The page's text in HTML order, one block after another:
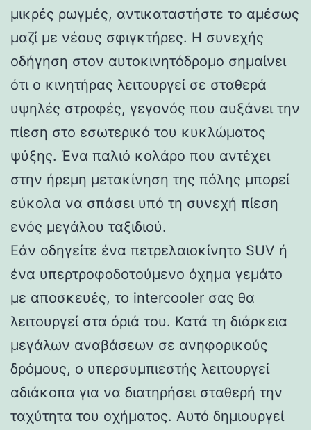
μικρές ρωγμές, αντικαταστήστε το αμέσως
μαζί με νέους σφιγκτήρες. Η συνεχής
οδήγηση στον αυτοκινητόδρομο σημαίνει
ότι ο κινητήρας λειτουργεί σε σταθερά
υψηλές στροφές, γεγονός που αυξάνει την
πίεση στο εσωτερικό του κυκλώματος
ψύξης. Ένα παλιό κολάρο που αντέχει
στην ήρεμη μετακίνηση της πόλης μπορεί
εύκολα να σπάσει υπό τη συνεχή πίεση
ενός μεγάλου ταξιδιού.
Εάν οδηγείτε ένα πετρελαιοκίνητο SUV ή
ένα υπερτροφοδοτούμενο όχημα γεμάτο
με αποσκευές, το intercooler σας θα
λειτουργεί στα όριά του. Κατά τη διάρκεια
μεγάλων αναβάσεων σε ανηφορικούς
δρόμους, ο υπερσυμπιεστής λειτουργεί
αδιάκοπα για να διατηρήσει σταθερή την
ταχύτητα του οχήματος. Αυτό δημιουργεί